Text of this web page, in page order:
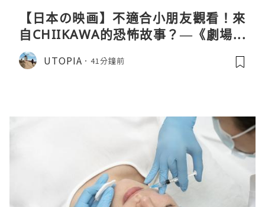
【日本の映画】不適合小朋友觀看！來
自CHIIKAWA的恐怖故事？—《劇場版
CHIIKAWA 人魚島的秘密》
UTOPIA 41分鐘前